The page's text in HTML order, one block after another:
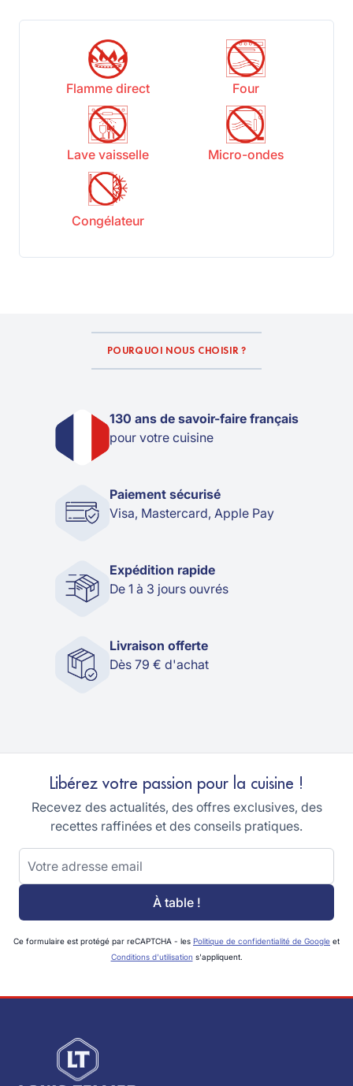
Flamme direct Four
Lave vaisselle Micro-ondes
Congélateur
POURQUOI NOUS CHOISIR ?
130 ans de savoir-faire français
pour votre cuisine
Paiement sécurisé
Visa, Mastercard, Apple Pay
Expédition rapide
De 1 à 3 jours ouvrés
Livraison offerte
Dès 79 € d'achat
Libérez votre passion pour la cuisine !
Recevez des actualités, des offres exclusives, des
recettes raffinées et des conseils pratiques.
Adresse email
À table !
Ce formulaire est protégé par reCAPTCHA - les Politique de confidentialité de Google et
Conditions d'utilisation s'appliquent.